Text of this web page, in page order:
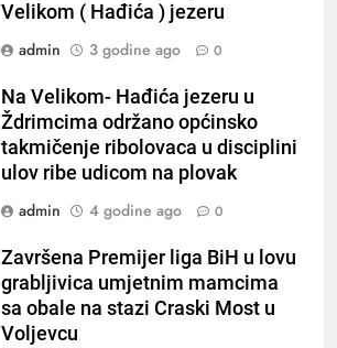
Velikom ( Hađića ) jezeru
admin
3 godine ago 0
Na Velikom- Hađića jezeru u
Ždrimcima održano općinsko
takmičenje ribolovaca u disciplini
ulov ribe udicom na plovak
admin
4 godine ago 0
Završena Premijer liga BiH u lovu
grabljivica umjetnim mamcima
sa obale na stazi Craski Most u
Voljevcu